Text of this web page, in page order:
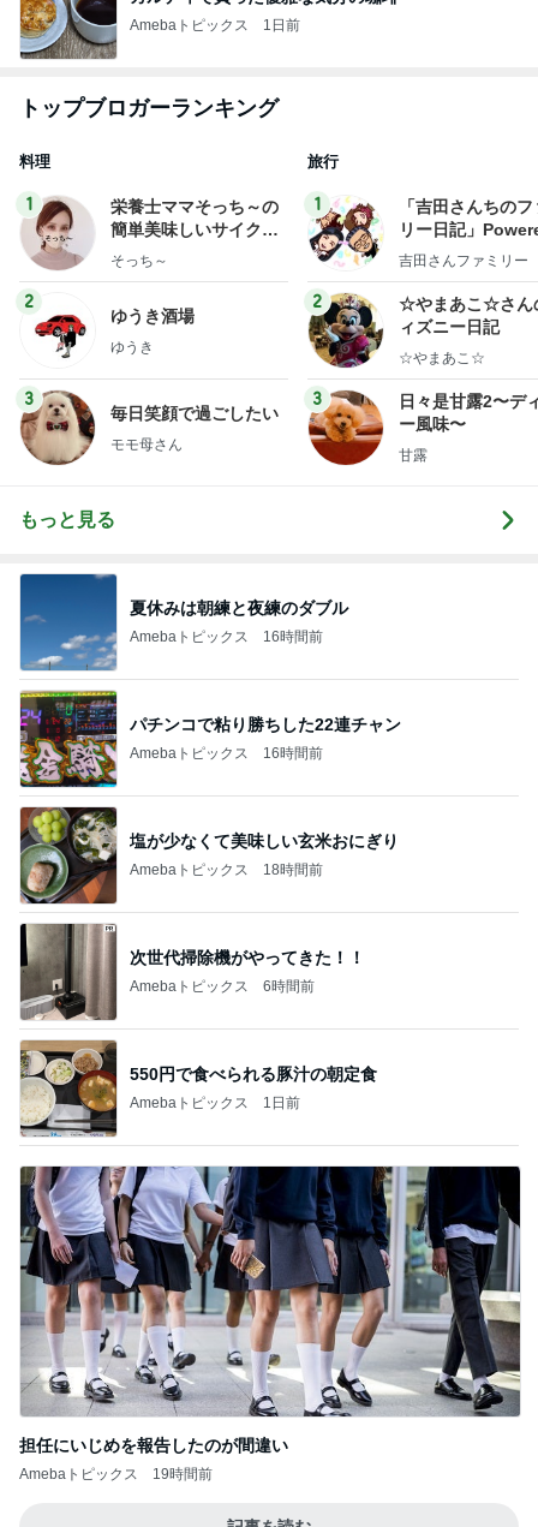
Amebaトピックス 1日前
トップブロガーランキング
料理
1
栄養士ママそっち～の
簡単美味しいサイクル
献立
そっち～
2
ゆうき酒場
ゆうき
3
毎日笑顔で過ごしたい
モモ母さん
旅行
1
「吉田さんちの
リー日記」
y Ameba 吉田さ
ログ
吉田さんファミリー
2
☆やまあこ☆さん
ィズニー日記
☆やまあこ☆
3
日々是甘露2〜デ
ー風味〜
甘露
もっと見る
夏休みは朝練と夜練のダブル
Amebaトピックス 16時間前
パチンコで粘り勝ちした22連チャン
Amebaトピックス 16時間前
塩が少なくて美味しい玄米おにぎり
Amebaトピックス 18時間前
次世代掃除機がやってきた！！
Amebaトピックス 6時間前
550円で食べられる豚汁の朝定食
Amebaトピックス 1日前
担任にいじめを報告したのが間違い
Amebaトピックス 19時間前